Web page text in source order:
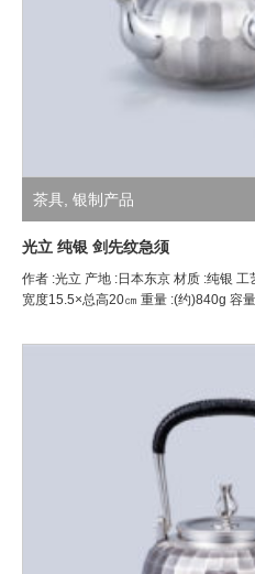
茶具 银制产品
光立 纯银 剑先纹急须
作者 :光立 产地 :日本东京 材质 :纯银
宽度15.5×总高20㎝ 重量 :(约)840g 容